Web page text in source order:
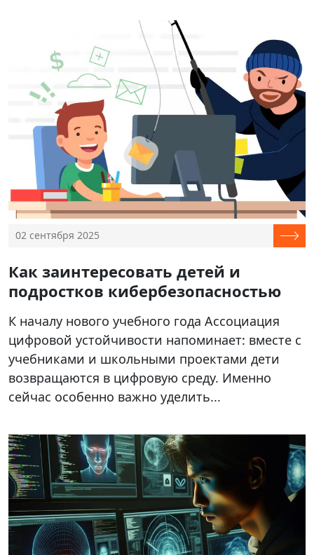
02 сентября 2025
Как заинтересовать детей и
подростков кибербезопасностью
К началу нового учебного года Ассоциация
цифровой устойчивости напоминает: вместе с
учебниками и школьными проектами дети
возвращаются в цифровую среду. Именно
сейчас особенно важно уделить...